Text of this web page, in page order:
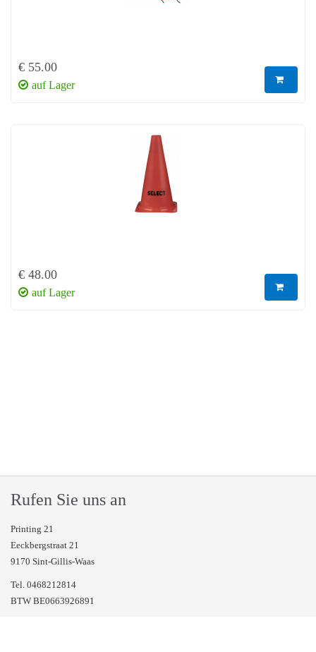
€ 55.00
auf Lager
€ 48.00
auf Lager
Rufen Sie uns an
Printing 21
Eeckbergstraat 21
9170 Sint-Gillis-Waas
Tel. 0468212814
BTW BE0663926891